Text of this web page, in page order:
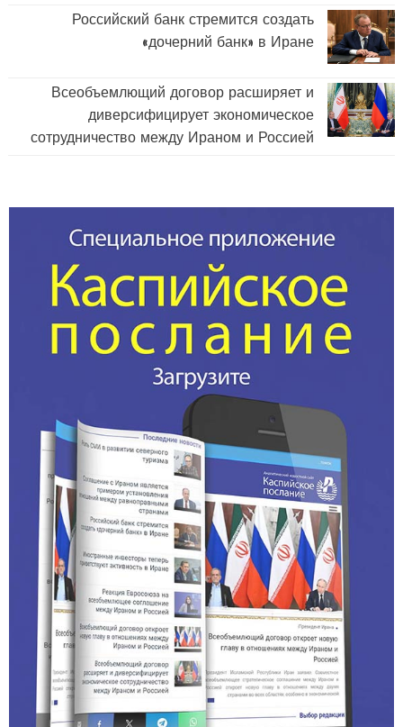
Российский банк стремится создать
«дочерний банк» в Иране
Всеобъемлющий договор расширяет и
диверсифицирует экономическое
сотрудничество между Ираном и Россией